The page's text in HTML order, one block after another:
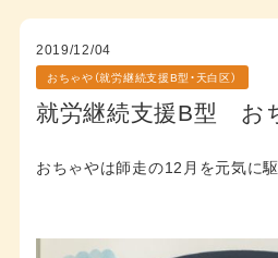
2019/12/04
おちゃや（就労継続支援B型・天白区）
就労継続支援B型 お
おちゃやは師走の12月を元気に駆